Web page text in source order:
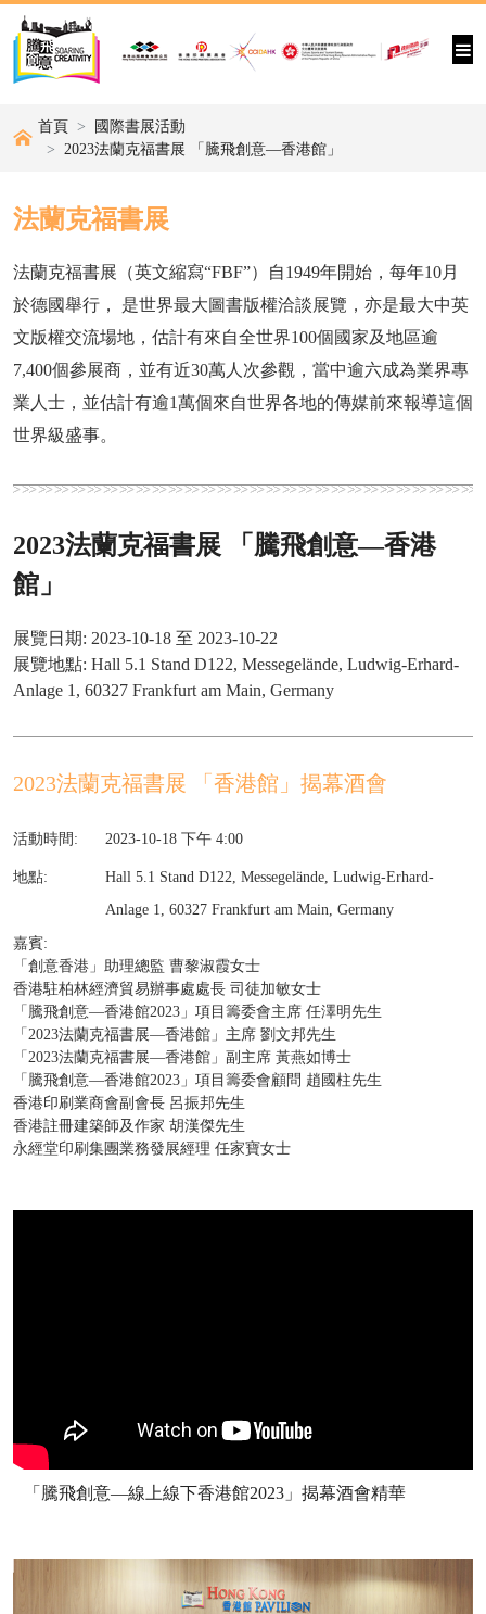
首頁
國際書展活動
2023法蘭克福書展 「騰飛創意—香港館」
法蘭克福書展
法蘭克福書展（英文縮寫“FBF”）自1949年開始，每年10月
於德國舉行， 是世界最大圖書版權洽談展覽，亦是最大中英
文版權交流場地，估計有來自全世界100個國家及地區逾
7,400個參展商，並有近30萬人次參觀，當中逾六成為業界專
業人士，並估計有逾1萬個來自世界各地的傳媒前來報導這個
世界級盛事。
2023法蘭克福書展 「騰飛創意—香港
館」
展覽日期: 2023-10-18 至 2023-10-22
展覽地點: Hall 5.1 Stand D122, Messegelände, Ludwig-Erhard-
Anlage 1, 60327 Frankfurt am Main, Germany
2023法蘭克福書展 「香港館」揭幕酒會
活動時間: 2023-10-18 下午 4:00
地點:
Hall 5.1 Stand D122, Messegelände, Ludwig-Erhard-
Anlage 1, 60327 Frankfurt am Main, Germany
嘉賓:
「創意香港」助理總監 曹黎淑霞女士
香港駐柏林經濟貿易辦事處處長 司徒加敏女士
「騰飛創意—香港館2023」項目籌委會主席 任澤明先生
「2023法蘭克福書展—香港館」主席 劉文邦先生
「2023法蘭克福書展—香港館」副主席 黃燕如博士
「騰飛創意—香港館2023」項目籌委會顧問 趙國柱先生
香港印刷業商會副會長 呂振邦先生
香港註冊建築師及作家 胡漢傑先生
永經堂印刷集團業務發展經理 任家寶女士
「騰飛創意—線上線下香港館2023」揭幕酒會精華